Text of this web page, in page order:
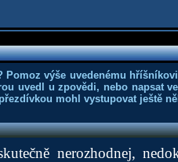
Pomoz výše uvedenému
uvedl u zpovědi, nebo napsat
mohl vystupovat ještě
nerozhodnej,